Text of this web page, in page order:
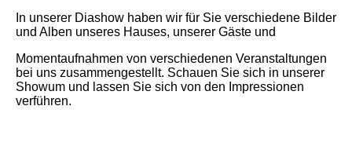
In unserer Diashow haben wir für Sie verschiedene Bilder
und Alben unseres Hauses, unserer Gäste und
Momentaufnahmen von verschiedenen Veranstaltungen
bei uns zusammengestellt. Schauen Sie sich in unserer
Showum und lassen Sie sich von den Impressionen
verführen.